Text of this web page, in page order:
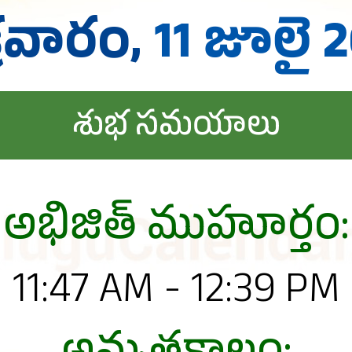
11 జూలై
శుభ సమయాలు
అభిజిత్ ముహూర్తం:
11:47 AM - 12:39 PM